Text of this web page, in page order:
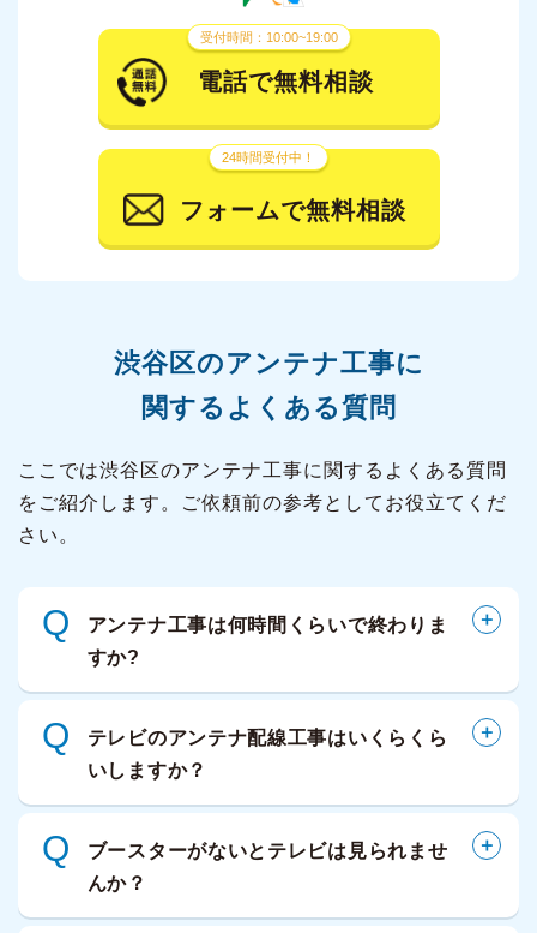
受付時間：10:00~19:00
電話で無料相談
24時間受付中！
フォームで無料相談
渋谷区のアンテナ工事に
関するよくある質問
ここでは渋谷区のアンテナ工事に関するよくある質問
をご紹介します。ご依頼前の参考としてお役立てくだ
さい。
Q
アンテナ工事は何時間くらいで終わりま
すか?
Q
テレビのアンテナ配線工事はいくらくら
いしますか？
Q
ブースターがないとテレビは見られませ
んか？